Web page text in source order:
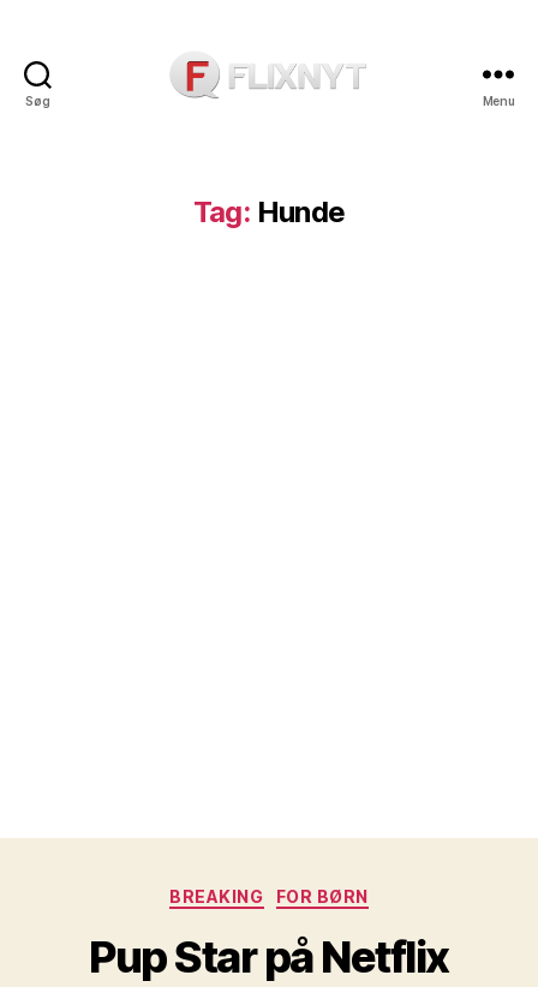
Søg Menu
Tag: Hunde
Kategorier
BREAKING FOR BØRN
Pup Star på Netflix